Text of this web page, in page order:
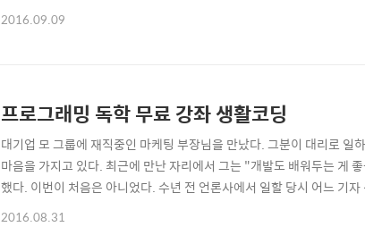
서 영상 편집을 담당하는 컨텐츠 제작자, 개인적으로 영상을 배워보고
2016.09.09
프로그래밍 독학 무료 강좌 생활코딩
대기업 모 그룹에 재직중인 마케팅 부장님을 만났다. 그분이 대리로
마음을 가지고 있다. 최근에 만난 자리에서 그는 "개발도 배워두는 게
했다. 이번이 처음은 아니었다. 수년 전 언론사에서 일할 당시 어느 기
냐?"라는 말이었다. 카페와 블로그를 크게 성공시킨 경험 외에는, 온라
2016.08.31